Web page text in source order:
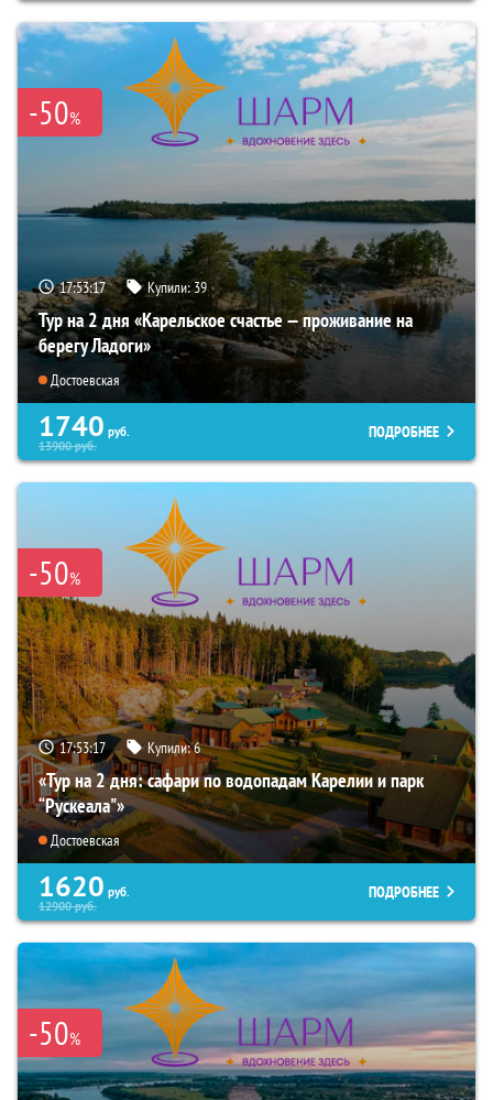
-50%
17:53:16 Купили:39
Тур на 2 дня «Карельское счастье — проживание на
берегу Ладоги»
Достоевская
1740 руб.
13900руб.
ПОДРОБНЕЕ
-50%
17:53:16 Купили:6
«Тур на 2 дня: сафари по водопадам Карелии и парк
“Рускеала"»
Достоевская
1620 руб.
12900руб.
ПОДРОБНЕЕ
-50%